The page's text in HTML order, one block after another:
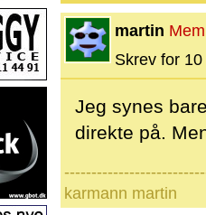
martin
Skrev for
Jeg synes
direkte på.
karmann martin